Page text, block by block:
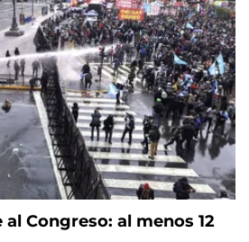
Congreso: al menos 12